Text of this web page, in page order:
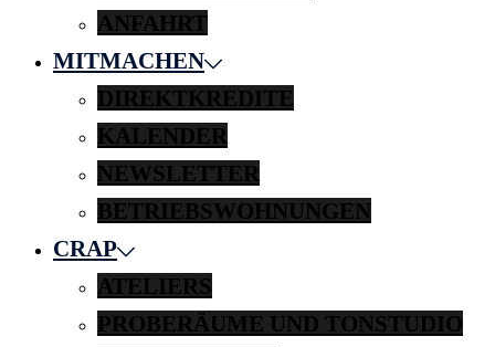
ANFAHRT
MITMACHEN
DIREKTKREDITE
KALENDER
NEWSLETTER
BETRIEBSWOHNUNGEN
CRAP
ATELIERS
PROBERÄUME UND TONSTUDIO